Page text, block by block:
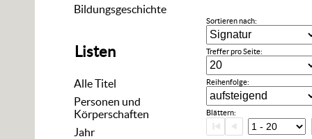
Bildungsgeschichte
Listen
Alle Titel
Personen und
Körperschaften
Jahr
Sortieren nach:
Treffer pro Seite:
Reihenfolge:
Blättern: